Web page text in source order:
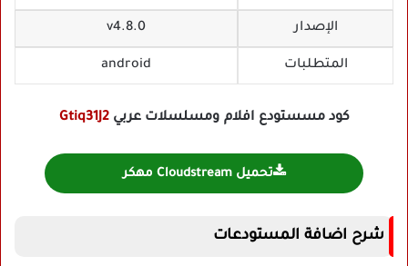
الإصدار v4.8.0
المتطلبات android
كود مسستودع افلام ومسلسلات عربيGtiq31J2
تحميل Cloudstream مهكر
شرح اضافة المستودعات